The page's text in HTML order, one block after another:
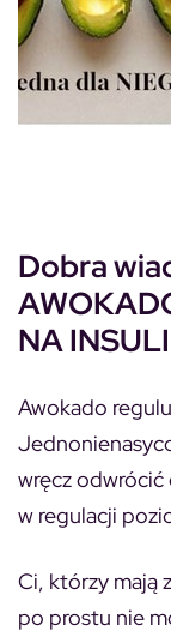
Dobra
NA
Awokado
wręcz
w regulacji
Ci, którzy mają
po prostu nie